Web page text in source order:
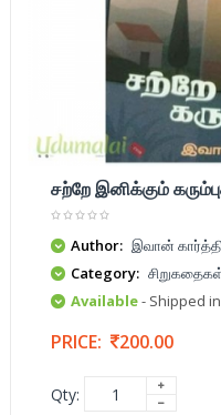
சற்றே இனிக்கும்
Author: இவான்
Category:
Available- Shipped
PRICE: 200.00
Qty: